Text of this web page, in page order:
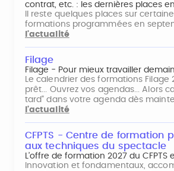
contrat, etc. : les dernières places
Il reste quelques places sur
formations programmées en
l'actualité
Filage
Filage - Pour mieux travailler demain
Le calendrier des formations Filage
prêt... Ouvrez vos agendas... Alors
tard" dans votre agenda dès
l'actualité
CFPTS - Centre de formation
aux techniques du spectacle
L’offre de formation 2027 du CFPTS
Innovation et fondamentaux,